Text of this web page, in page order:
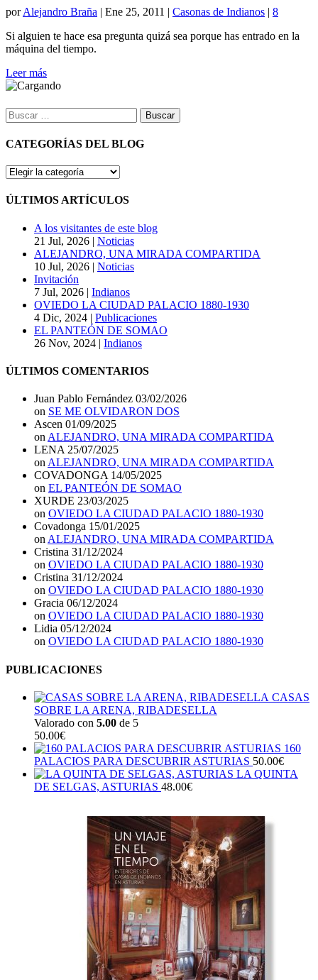
porAlejandro Braña | Ene 25, 2011 | Casonas de Indianos | 8
Si alguien te hace esa pregunta quizá sea porque has entrado en la
máquina del tiempo.
Leer más
Buscar:
CATEGORÍAS DEL BLOG
CATEGORÍAS
BLOG
ÚLTIMOS ARTÍCULOS
A los visitantes de este blog
21 Jul, 2026 | Noticias
ALEJANDRO, UNA MIRADA COMPARTIDA
10 Jul, 2026 | Noticias
Invitación
7 Jul, 2026 | Indianos
OVIEDO LA CIUDAD PALACIO 1880-1930
4 Dic, 2024 | Publicaciones
EL PANTEÓN DE SOMAO
26 Nov, 2024 | Indianos
ÚLTIMOS COMENTARIOS
Juan Pablo Fernández 03/02/2026
on SE ME OLVIDARON DOS
Ascen 01/09/2025
on ALEJANDRO, UNA MIRADA COMPARTIDA
LENA 25/07/2025
on ALEJANDRO, UNA MIRADA COMPARTIDA
COVADONGA 14/05/2025
on EL PANTEÓN DE SOMAO
XURDE 23/03/2025
on OVIEDO LA CIUDAD PALACIO 1880-1930
Covadonga 15/01/2025
on ALEJANDRO, UNA MIRADA COMPARTIDA
Cristina 31/12/2024
on OVIEDO LA CIUDAD PALACIO 1880-1930
Cristina 31/12/2024
on OVIEDO LA CIUDAD PALACIO 1880-1930
Gracia 06/12/2024
on OVIEDO LA CIUDAD PALACIO 1880-1930
Lidia 05/12/2024
on OVIEDO LA CIUDAD PALACIO 1880-1930
PUBLICACIONES
CASAS
SOBRE LA ARENA, RIBADESELLA
Valorado con 5.00 de 5
50.00€
160
PALACIOS PARA DESCUBRIR ASTURIAS 50.00€
LA QUINTA
DE SELGAS, ASTURIAS 48.00€